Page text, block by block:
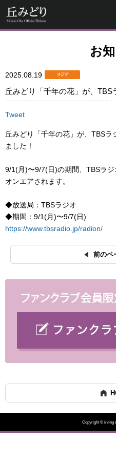
お
2025.08.19
丘みどり「千年の花」が、TBS
Tweet
丘みどり「千年の花」が、TBS
ました！
9/1(月)〜9/7(日)の期間、TBSラ
オンエアされます。
◆放送局：TBSラジオ
◆期間：9/1(月)〜9/7(日)
https://www.tbsradio.jp/radion/
前のペ
Copyright © irving